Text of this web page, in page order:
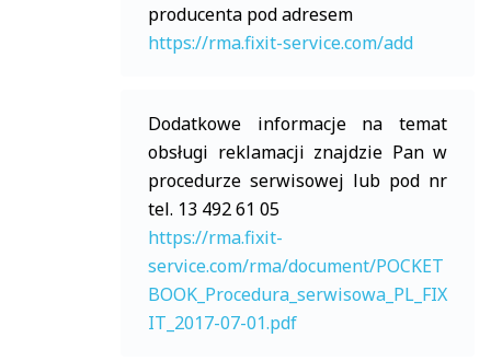
producenta pod adresem
https://rma.fixit-service.com/add
Dodatkowe informacje na temat
obsługi reklamacji znajdzie Pan w
procedurze serwisowej lub pod nr
tel. 13 492 61 05
https://rma.fixit-
service.com/rma/document/POCKET
BOOK_Procedura_serwisowa_PL_FIX
IT_2017-07-01.pdf